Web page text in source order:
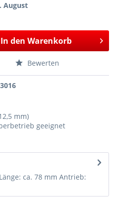
August
In den Warenkorb
Bewerten
mm)
geeignet
ca. 78 mm Antrieb: